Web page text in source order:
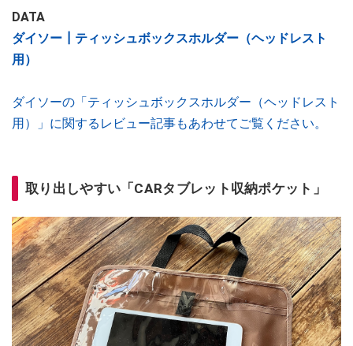
DATA
ダイソー┃ティッシュボックスホルダー（ヘッドレスト
用）
ダイソーの「ティッシュボックスホルダー（ヘッドレスト
用）」に関するレビュー記事もあわせてご覧ください。
取り出しやすい「CARタブレット収納ポケット」